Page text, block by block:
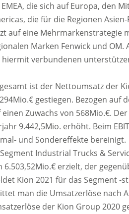
EMEA, die sich auf Europa, den
die für die Regionen
auf eine Mehrmarkenstrategie
Marken Fenwick und
hiermit verbundenen
ist der Nettoumsatz der
gestiegen. Bezogen
einen Zuwachs von 568Mio.€.
9.442,5Mio. erhöht. Beim
und Sondereffekte bereinigt.
Industrial Trucks &
6.503,52Mio.€ erzielt, der
Kion 2021 für das Segment -
man die Umsatzerlöse nach
der Kion Group 2020